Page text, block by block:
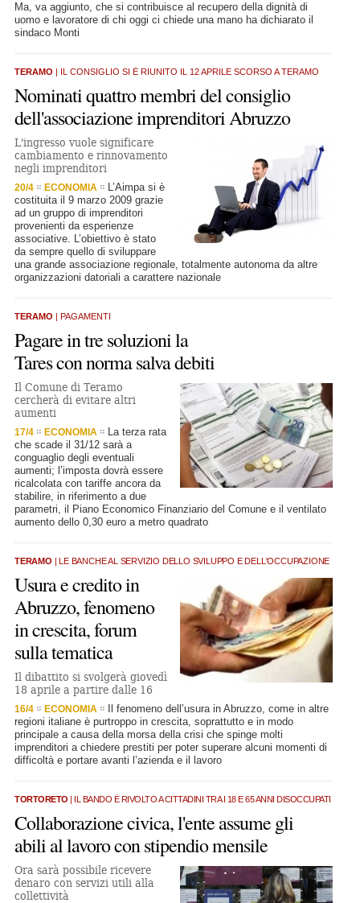
Ma, va aggiunto, che si contribuisce al recupero della dignità di
uomo e lavoratore di chi oggi ci chiede una mano ha dichiarato il
sindaco Monti
TERAMO | IL CONSIGLIO SI È RIUNITO IL 12 APRILE SCORSO A TERAMO
Nominati quattro membri del consiglio
dell'associazione imprenditori Abruzzo
L'ingresso vuole significare
cambiamento e rinnovamento
negli imprenditori
20/4 ECONOMIA
L’Aimpa si è
costituita il 9 marzo 2009 grazie
ad un gruppo di imprenditori
provenienti da esperienze
associative. L’obiettivo è stato
da sempre quello di sviluppare
una grande associazione regionale, totalmente autonoma da altre
organizzazioni datoriali a carattere nazionale
TERAMO | PAGAMENTI
Pagare in tre soluzioni la
Tares con norma salva debiti
Il Comune di Teramo
cercherà di evitare altri
aumenti
17/4 ECONOMIA
La terza rata
che scade il 31/12 sarà a
conguaglio degli eventuali
aumenti; l’imposta dovrà essere
ricalcolata con tariffe ancora da
stabilire, in riferimento a due
parametri, il Piano Economico Finanziario del Comune e il ventilato
aumento dello 0,30 euro a metro quadrato
TERAMO | LE BANCHE AL SERVIZIO DELLO SVILUPPO E DELL'OCCUPAZIONE
Usura e credito in
Abruzzo, fenomeno
in crescita, forum
sulla tematica
Il dibattito si svolgerà giovedì
18 aprile a partire dalle 16
16/4 ECONOMIA
Il fenomeno dell’usura in Abruzzo, come in altre
regioni italiane è purtroppo in crescita, soprattutto e in modo
principale a causa della morsa della crisi che spinge molti
imprenditori a chiedere prestiti per poter superare alcuni momenti di
difficoltà e portare avanti l’azienda e il lavoro
TORTORETO | IL BANDO È RIVOLTO A CITTADINI TRA I 18 E 65 ANNI DISOCCUPATI
Collaborazione civica, l'ente assume gli
abili al lavoro con stipendio mensile
Ora sarà possibile ricevere
denaro con servizi utili alla
collettività